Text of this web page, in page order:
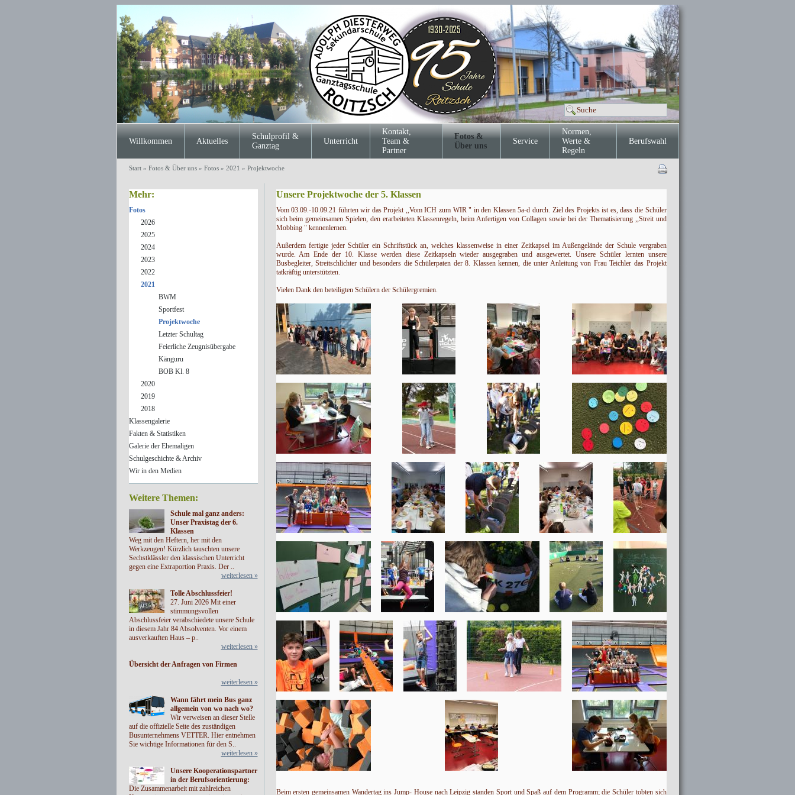
Willkommen Aktuelles
Schulprofil &
Ganztag
Unterricht
Kontakt,
Team &
Partner
Fotos &
Über uns
Service
Normen,
Werte &
Regeln
Berufswahl
Start» Fotos & Über uns» Fotos» 2021 » Projektwoche
Mehr:
Fotos
2026
2025
2024
2023
2022
2021
BWM
Sportfest
Projektwoche
Letzter Schultag
Feierliche Zeugnisübergabe
Känguru
BOB Kl. 8
2020
2019
2018
Klassengalerie
Fakten & Statistiken
Galerie der Ehemaligen
Schulgeschichte & Archiv
Wir in den Medien
Weitere Themen:
Schule mal ganz anders:
Unser Praxistag der 6.
Klassen
Weg mit den Heftern, her mit den
Werkzeugen! Kürzlich tauschten unsere
Sechstklässler den klassischen Unterricht
gegen eine Extraportion Praxis. Der ..
weiterlesen »
Tolle Abschlussfeier!
27. Juni 2026 Mit einer
stimmungsvollen
Abschlussfeier verabschiedete unsere Schule
in diesem Jahr 84 Absolventen. Vor einem
ausverkauften Haus – p..
weiterlesen »
Übersicht der Anfragen von Firmen
weiterlesen »
Wann fährt mein Bus ganz
allgemein von wo nach wo?
Wir verweisen an dieser Stelle
auf die offizielle Seite des zuständigen
Busunternehmens VETTER. Hier entnehmen
Sie wichtige Informationen für den S..
weiterlesen »
Unsere Kooperationspartner
in der Berufsorientierung:
Die Zusammenarbeit mit zahlreichen
Unsere Projektwoche der 5. Klassen
Vom 03.09.-10.09.21 führten wir das Projekt ,,Vom ICH zum WIR " in den Klassen 5a-d durch. Ziel des Projekts ist es, dass die Schüler
sich beim gemeinsamen Spielen, den erarbeiteten Klassenregeln, beim Anfertigen von Collagen sowie bei der Thematisierung ,,Streit und
Mobbing " kennenlernen.
Außerdem fertigte jeder Schüler ein Schriftstück an, welches klassenweise in einer Zeitkapsel im Außengelände der Schule vergraben
wurde. Am Ende der 10. Klasse werden diese Zeitkapseln wieder ausgegraben und ausgewertet. Unsere Schüler lernten unsere
Busbegleiter, Streitschlichter und besonders die Schülerpaten der 8. Klassen kennen, die unter Anleitung von Frau Teichler das Projekt
tatkräftig unterstützten.
Vielen Dank den beteiligten Schülern der Schülergremien.
Beim ersten gemeinsamen Wandertag ins Jump- House nach Leipzig standen Sport und Spaß auf dem Programm; die Schüler tobten sich